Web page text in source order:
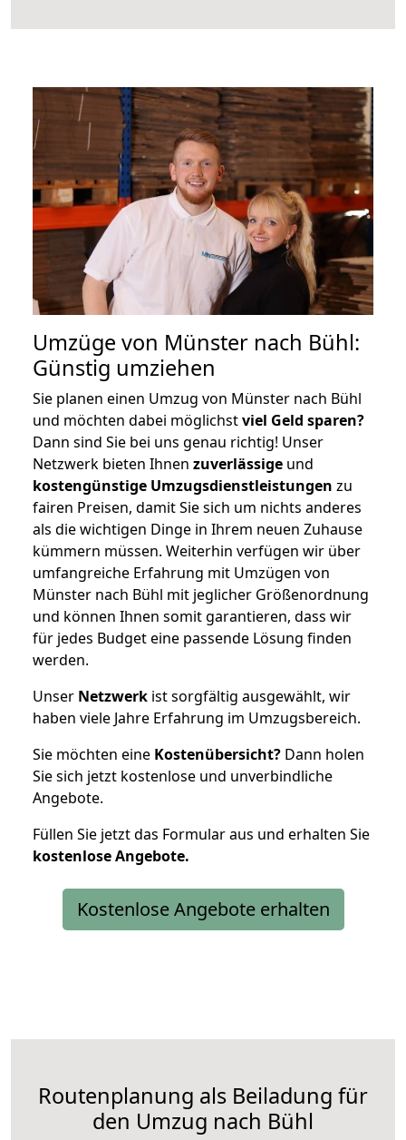
Umzüge von Münster nach Bühl:
Günstig umziehen
Sie planen einen Umzug von Münster nach Bühl
und möchten dabei möglichstviel Geld sparen?
Dann sind Sie bei uns genau richtig! Unser
Netzwerk bieten Ihnen zuverlässige und
kostengünstige Umzugsdienstleistungen zu
fairen Preisen, damit Sie sich um nichts anderes
als die wichtigen Dinge in Ihrem neuen Zuhause
kümmern müssen. Weiterhin verfügen wir über
umfangreiche Erfahrung mit Umzügen von
Münster nach Bühl mit jeglicher Größenordnung
und können Ihnen somit garantieren, dass wir
für jedes Budget eine passende Lösung finden
werden.
Unser Netzwerk ist sorgfältig ausgewählt, wir
haben viele Jahre Erfahrung im Umzugsbereich.
Sie möchten eine Kostenübersicht? Dann holen
Sie sich jetzt kostenlose und unverbindliche
Angebote.
Füllen Sie jetzt das Formular aus und erhalten Sie
kostenloseAngebote.
Kostenlose Angebote erhalten
Routenplanung als Beiladung für
den Umzug nach Bühl